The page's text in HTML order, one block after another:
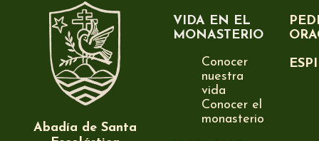
Abadía de Santa
VIDA EN EL
MONASTERIO
Conocer
nuestra
vida
Conocer el
monasterio